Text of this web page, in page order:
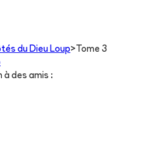
du Dieu Loup> Tome 3
à des amis :